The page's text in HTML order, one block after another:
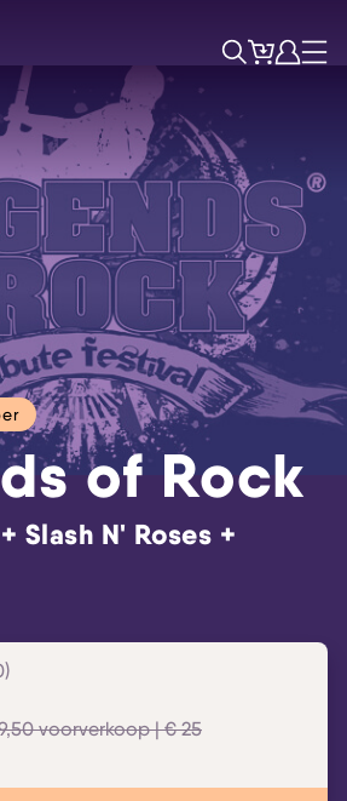
ZoekTicketsAccount
Menu
of Rock
Slash N' Roses +
voorverkoop | € 25